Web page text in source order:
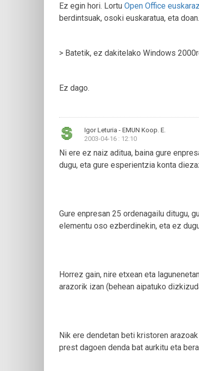
Ez egin hori. Lortu Open Office euskaraz
berdintsuak, osoki euskaratua, eta doan.
> Batetik, ez dakitelako Windows
Ez dago.
Igor Leturia - EMUN Koop. E.
2003-04-16 : 12:10
Ni ere ez naiz aditua, baina gure
dugu, eta gure esperientzia konta
Gure enpresan 25 ordenagailu ditugu,
elementu oso ezberdinekin, eta ez
Horrez gain, nire etxean eta
arazorik izan (behean aipatuko
Nik ere dendetan beti kristoren
prest dagoen denda bat aurkitu eta